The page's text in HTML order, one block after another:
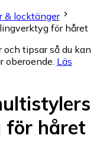
& locktänger
för håret
tipsar så du kan
Läs
för håret